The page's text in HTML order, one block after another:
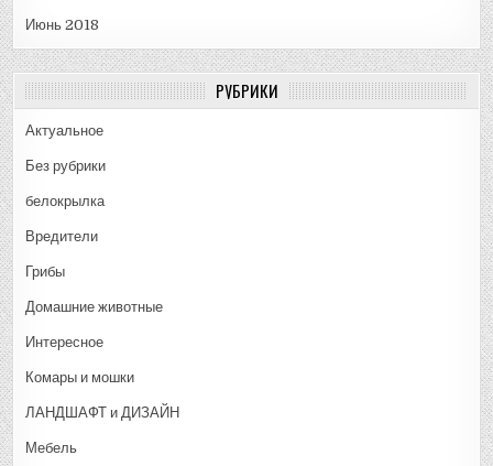
Июнь 2018
РУБРИКИ
Актуальное
Без рубрики
белокрылка
Вредители
Грибы
Домашние животные
Интересное
Комары и мошки
ЛАНДШАФТ и ДИЗАЙН
Мебель